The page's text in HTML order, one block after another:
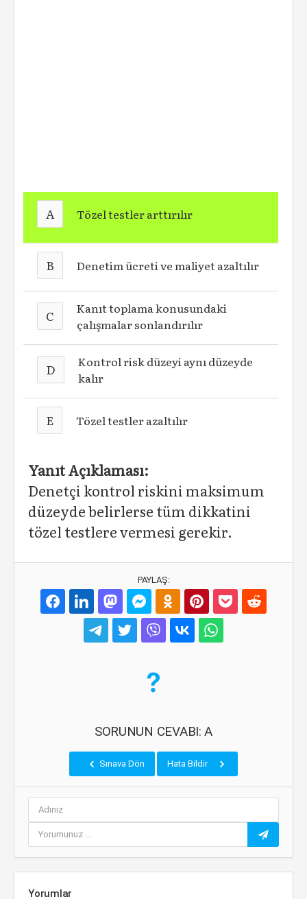
A Tözel testler arttırılır
B Denetim ücreti ve maliyet azaltılır
C
Kanıt toplama konusundaki
çalışmalar sonlandırılır
D
Kontrol risk düzeyi aynı düzeyde
kalır
E Tözel testler azaltılır
Yanıt Açıklaması:
Denetçi kontrol riskini maksimum
düzeyde belirlerse tüm dikkatini
tözel testlere vermesi gerekir.
PAYLAŞ:
SORUNUN CEVABI: A
Sınava Dön Hata Bildir
Yorumlar